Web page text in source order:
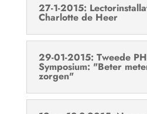
27-1-2015:
Charlotte de Heer
29-01-2015: Tweede
Symposium: "Beter
zorgen"